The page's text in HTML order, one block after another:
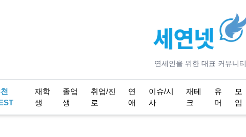
연세인을 위한 대표 커뮤니티
재학
생
졸업
생
취업/진
로
연
애
이슈/시
사
재테
크
유
머
모
임